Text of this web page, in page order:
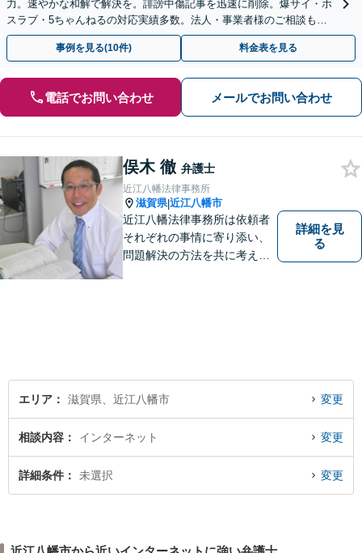
力。速やかな和解で解決を。誹謗中傷記事を迅速に削除。爆サイ・ホ
スラブ・5ちゃんねるの対応実績多数。法人・事業者様のご相談も歓
迎【初回相談無料・電話/WEB面談・夜間休日全国対応可】
事例を見る(10件) 料金表を見る
電話でお問い合わせ メールでお問い合わせ
俣木 徹 弁護士
近江八幡法律事務所
滋賀県|近江八幡市
近江八幡法律事務所は依頼者
それぞれの事情に寄り添い、
問題解決の方法を共に考える
詳細を見
る
エリア 滋賀県、近江八幡市 変更
相談内容 インターネット 変更
詳細条件 未選択 変更